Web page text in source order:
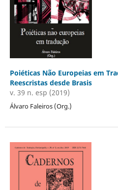
Poiéticas Não Europeias em
Reescristas desde Brasis
v. 39 n. esp (2019)
Álvaro Faleiros (Org.)